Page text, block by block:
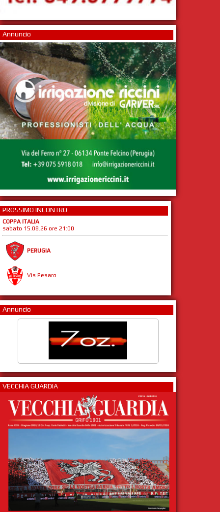
Annuncio
PROSSIMO INCONTRO
COPPA ITALIA
sabato 15.08.26 ore 21:00
PERUGIA
Vis Pesaro
Annuncio
VECCHIA GUARDIA